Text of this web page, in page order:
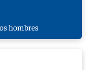
hombres